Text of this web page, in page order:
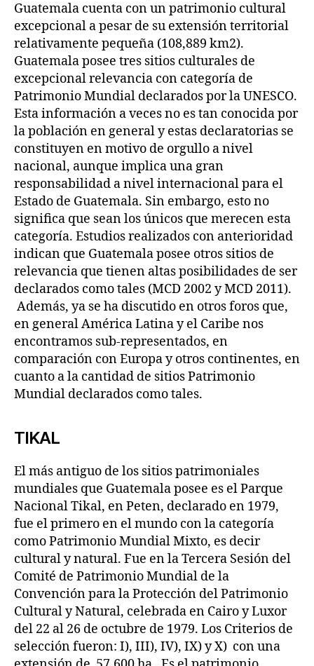
Guatemala cuenta con un patrimonio cultural
excepcional a pesar de su extensión territorial
relativamente pequeña (108,889 km2).
Guatemala posee tres sitios culturales de
excepcional relevancia con categoría de
Patrimonio Mundial declarados por la UNESCO.
Esta información a veces no es tan conocida por
la población en general y estas declaratorias se
constituyen en motivo de orgullo a nivel
nacional, aunque implica una gran
responsabilidad a nivel internacional para el
Estado de Guatemala. Sin embargo, esto no
significa que sean los únicos que merecen esta
categoría. Estudios realizados con anterioridad
indican que Guatemala posee otros sitios de
relevancia que tienen altas posibilidades de ser
declarados como tales (MCD 2002 y MCD 2011).
Además, ya se ha discutido en otros foros que,
en general América Latina y el Caribe nos
encontramos sub-representados, en
comparación con Europa y otros continentes, en
cuanto a la cantidad de sitios Patrimonio
Mundial declarados como tales.
TIKAL
El más antiguo de los sitios patrimoniales
mundiales que Guatemala posee es el Parque
Nacional Tikal, en Peten, declarado en 1979,
fue el primero en el mundo con la categoría
como Patrimonio Mundial Mixto, es decir
cultural y natural. Fue en la Tercera Sesión del
Comité de Patrimonio Mundial de la
Convención para la Protección del Patrimonio
Cultural y Natural, celebrada en Cairo y Luxor
del 22 al 26 de octubre de 1979. Los Criterios de
selección fueron: I), III), IV), IX) y X) con una